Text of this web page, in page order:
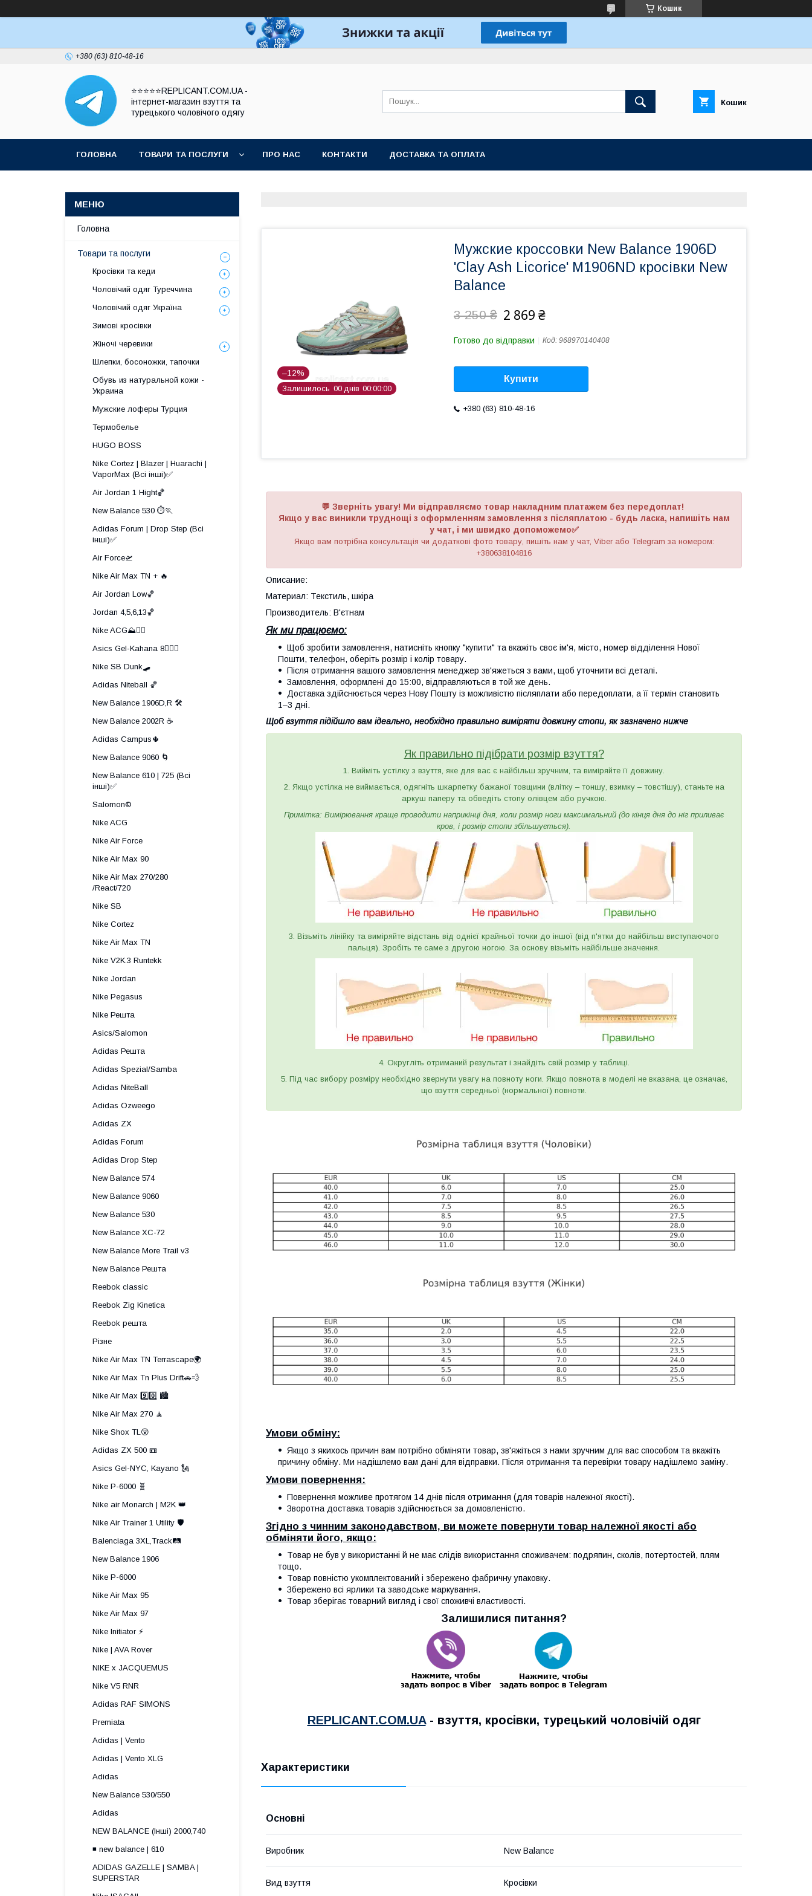
Кошик
+380 (63) 810-48-16
⭐⭐⭐⭐⭐REPLICANT.COM.UA -
інтернет-магазин взуття та
турецького чоловічого одягу
Кошик
ГОЛОВНА ТОВАРИ ТА ПОСЛУГИ ПРО НАС КОНТАКТИ ДОСТАВКА ТА ОПЛАТА
–12%
Залишилось 00 днів 00 00 00
Мужские кроссовки New Balance 1906D
'Clay Ash Licorice' M1906ND кросівки New
Balance
3 250 ₴ 2 869 ₴
Готово до відправки Код: 968970140408
Купити
+380 (63) 810-48-16
💬 Зверніть увагу! Ми відправляємо товар накладним платажем без передоплат!
Якщо у вас виникли труднощі з оформленням замовлення з післяплатою - будь ласка, напишіть нам
у чат, і ми швидко допоможемо✅
Якщо вам потрібна консультація чи додаткові фото товару, пишіть нам у чат, Viber або Telegram за номером:
+380638104816
Описание:
Материал: Текстиль, шкіра
Производитель: В'єтнам
Як ми працюємо:
Щоб зробити замовлення, натисніть кнопку "купити" та вкажіть своє ім'я, місто, номер відділення Нової
Пошти, телефон, оберіть розмір і колір товару.
Після отримання вашого замовлення менеджер зв'яжеться з вами, щоб уточнити всі деталі.
Замовлення, оформлені до 15:00, відправляються в той же день.
Доставка здійснюється через Нову Пошту із можливістю післяплати або передоплати, а її термін становить
1–3 дні.
Щоб взуття підійшло вам ідеально, необхідно правильно виміряти довжину стопи, як зазначено нижче
Як правильно підібрати розмір взуття?
1. Вийміть устілку з взуття, яке для вас є найбільш зручним, та виміряйте її довжину.
2. Якщо устілка не виймається, одягніть шкарпетку бажаної товщини (влітку – тоншу, взимку – товстішу), станьте на
аркуш паперу та обведіть стопу олівцем або ручкою.
Примітка: Вимірювання краще проводити наприкінці дня, коли розмір ноги максимальний (до кінця дня до ніг приливає
кров, і розмір стопи збільшується).
3. Візьміть лінійку та виміряйте відстань від однієї крайньої точки до іншої (від п'ятки до найбільш виступаючого
пальця). Зробіть те саме з другою ногою. За основу візьміть найбільше значення.
4. Округліть отриманий результат і знайдіть свій розмір у таблиці.
5. Під час вибору розміру необхідно звернути увагу на повноту ноги. Якщо повнота в моделі не вказана, це означає,
що взуття середньої (нормальної) повноти.
Умови обміну:
Якщо з якихось причин вам потрібно обміняти товар, зв'яжіться з нами зручним для вас способом та вкажіть
причину обміну. Ми надішлемо вам дані для відправки. Після отримання та перевірки товару надішлемо заміну.
Умови повернення:
Повернення можливе протягом 14 днів після отримання (для товарів належної якості).
Зворотна доставка товарів здійснюється за домовленістю.
Згідно з чинним законодавством, ви можете повернути товар належної якості або
обміняти його, якщо:
Товар не був у використанні й не має слідів використання споживачем: подряпин, сколів, потертостей, плям
тощо.
Товар повністю укомплектований і збережено фабричну упаковку.
Збережено всі ярлики та заводське маркування.
Товар зберігає товарний вигляд і свої споживчі властивості.
Залишилися питання?
REPLICANT.COM.UA - взуття, кросівки, турецький чоловічій одяг
Характеристики
Основні
Виробник New Balance
Вид взуття Кросівки
Головна
Товари та послуги
Кросівки та кеди
Чоловічий одяг Туреччина
Чоловічий одяг Україна
Зимові кросівки
Жіночі черевики
Шлепки, босоножки, тапочки
Обувь из натуральной кожи -
Украина
Мужские лоферы Турция
Термобелье
HUGO BOSS
Nike Cortez | Blazer | Huarachi |
VaporMax (Всі інші)✅
Air Jordan 1 Hight🏀
New Balance 530 ⏱️🏃
Adidas Forum | Drop Step (Всі
інші)✅
Air Force🛫
Nike Air Max TN + 🔥
Air Jordan Low🏀
Jordan 4,5,6,13🏀
Nike ACG⛰️🧗‍♀️
Asics Gel-Kahana 8🏃🏼‍♂️
Nike SB Dunk🛹
Adidas Niteball 🏀
New Balance 1906D,R 🛠️
New Balance 2002R ☕
Adidas Campus🌵
New Balance 9060 🌀
New Balance 610 | 725 (Всі
інші)✅
Salomon©️
Nike ACG
Nike Air Force
Nike Air Max 90
Nike Air Max 270/280
/React/720
Nike SB
Nike Cortez
Nike Air Max TN
Nike V2K.3 Runtekk
Nike Jordan
Nike Pegasus
Nike Решта
Asics/Salomon
Adidas Решта
Adidas Spezial/Samba
Adidas NiteBall
Adidas Ozweego
Adidas ZX
Adidas Forum
Adidas Drop Step
New Balance 574
New Balance 9060
New Balance 530
New Balance XC-72
New Balance More Trail v3
New Balance Решта
Reebok classic
Reebok Zig Kinetica
Reebok решта
Різне
Nike Air Max TN Terrascape🌍
Nike Air Max Tn Plus Drift🚗💨
Nike Air Max 9️⃣0️⃣ 🏙️
Nike Air Max 270 🧘
Nike Shox TL😲
Adidas ZX 500 📼
Asics Gel-NYC, Kayano 🗽
Nike P-6000 🧬
Nike air Monarch | M2K 👑
Nike Air Trainer 1 Utility 🛡️
Balenciaga 3XL,Track🛤️
New Balance 1906
Nike P-6000
Nike Air Max 95
Nike Air Max 97
Nike Initiator ⚡️
Nike | AVA Rover
NIKE x JACQUEMUS
Nike V5 RNR
Adidas RAF SIMONS
Premiata
Adidas | Vento
Adidas | Vento XLG
Adidas
New Balance 530/550
Adidas
NEW BALANCE (Інші) 2000,740
◾️ new balance | 610
ADIDAS GAZELLE | SAMBA |
SUPERSTAR